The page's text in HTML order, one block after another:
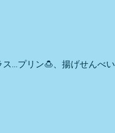
ス…プリン🍮、揚げせんべい